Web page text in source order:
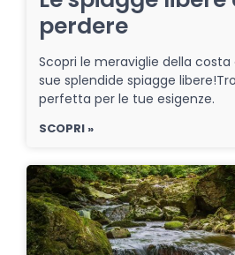
perdere
Scopri le meraviglie della
sue splendide spiagge
perfetta per le tue esigenze.
SCOPRI »